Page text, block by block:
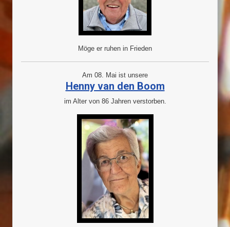
Möge er ruhen in Frieden
Am 08. Mai ist unsere
Henny van den Boom
im Alter von 86 Jahren verstorben.